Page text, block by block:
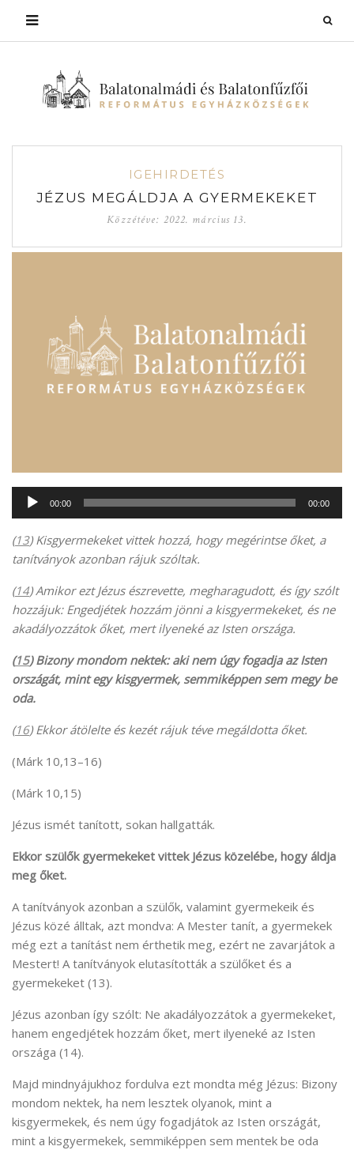
IGEHIRDETÉS
JÉZUS MEGÁLDJA A GYERMEKEKET
Közzétéve: 2022. március 13.
Audió
00:00 00:00
(13) Kisgyermekeket vittek hozzá, hogy megérintse őket, a
tanítványok azonban rájuk szóltak.
(14) Amikor ezt Jézus észrevette, megharagudott, és így szólt
hozzájuk: Engedjétek hozzám jönni a kisgyermekeket, és ne
akadályozzátok őket, mert ilyeneké az Isten országa.
(15) Bizony mondom nektek: aki nem úgy fogadja az Isten
országát, mint egy kisgyermek, semmiképpen sem megy be
oda.
(16) Ekkor átölelte és kezét rájuk téve megáldotta őket.
(Márk 10,13–16)
(Márk 10,15)
Jézus ismét tanított, sokan hallgatták.
Ekkor szülők gyermekeket vittek Jézus közelébe, hogy áldja
meg őket.
A tanítványok azonban a szülők, valamint gyermekeik és
Jézus közé álltak, azt mondva: A Mester tanít, a gyermekek
még ezt a tanítást nem érthetik meg, ezért ne zavarjátok a
Mestert! A tanítványok elutasították a szülőket és a
gyermekeket (13).
Jézus azonban így szólt: Ne akadályozzátok a gyermekeket,
hanem engedjétek hozzám őket, mert ilyeneké az Isten
országa (14).
Majd mindnyájukhoz fordulva ezt mondta még Jézus: Bizony
mondom nektek, ha nem lesztek olyanok, mint a
kisgyermekek, és nem úgy fogadjátok az Isten országát,
mint a kisgyermekek, semmiképpen sem mentek be oda